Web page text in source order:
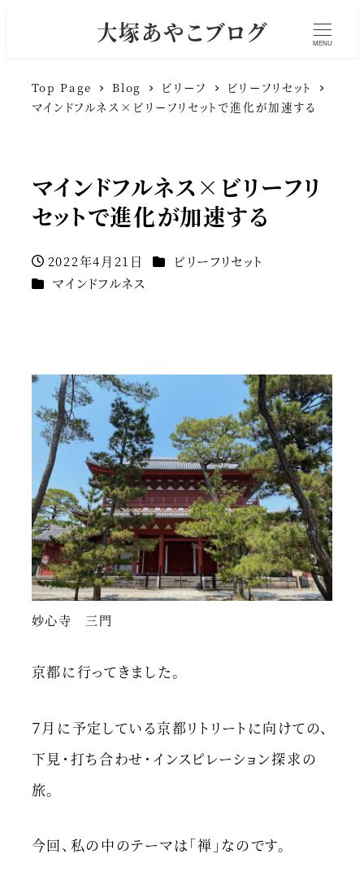
大塚あやこブログ MENU
Top Page Blog ビリーフ
ビリーフリセット
マインドフルネス×ビリーフリセットで進化が加速する
マインドフルネス×ビリーフリ
セットで進化が加速する
投稿日
2022年4月21日 カテゴリー
ビリーフリセット
カテゴリー
マインドフルネス
妙心寺 三門
京都に行ってきました。
７月に予定している京都リトリートに向けての、
下見・打ち合わせ・インスピレーション探求の
旅。
今回、私の中のテーマは「禅」なのです。